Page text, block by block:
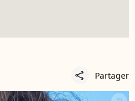
share Partager